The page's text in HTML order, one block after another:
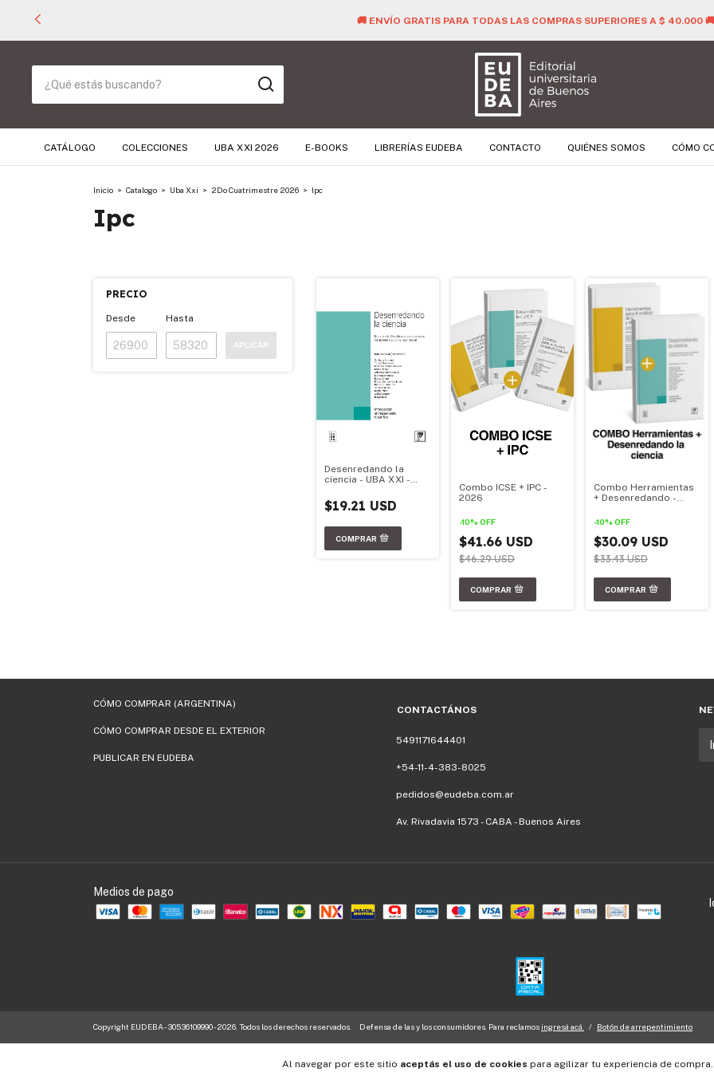
🚚 ENVÍO GRATIS PARA TODAS LAS COMPRAS SUPERIORES A $ 40.000 🚚
CATÁLOGO COLECCIONES UBA XXI 2026 E-BOOKS LIBRERÍAS EUDEBA CONTACTO QUIÉNES SOMOS CÓMO
Al navegar por este sitio aceptás el uso de cookies para agilizar tu experiencia de compra.
Inicio > Catalogo > Uba Xxi > 2Do Cuatrimestre 2026 > Ipc
Ipc
PRECIO
Desde Hasta
APLICAR
Desenredando la
ciencia - UBA XXI -
$19.21 USD
Combo ICSE + IPC -
2026
-10% OFF
$41.66 USD
$46.29 USD
Combo Herramientas
+ Desenredando -
-10% OFF
$30.09 USD
$33.43 USD
CÓMO COMPRAR (ARGENTINA)
CÓMO COMPRAR DESDE EL EXTERIOR
PUBLICAR EN EUDEBA
CONTACTÁNOS
5491171644401
+54-11-4-383-8025
pedidos@eudeba.com.ar
Av. Rivadavia 1573 - CABA - Buenos Aires
Medios de pago
Copyright EUDEBA - 30536109990 - 2026. Todos los derechos reservados. Defensa de las y los consumidores. Para reclamos ingresá acá. / Botón de arrepentimiento